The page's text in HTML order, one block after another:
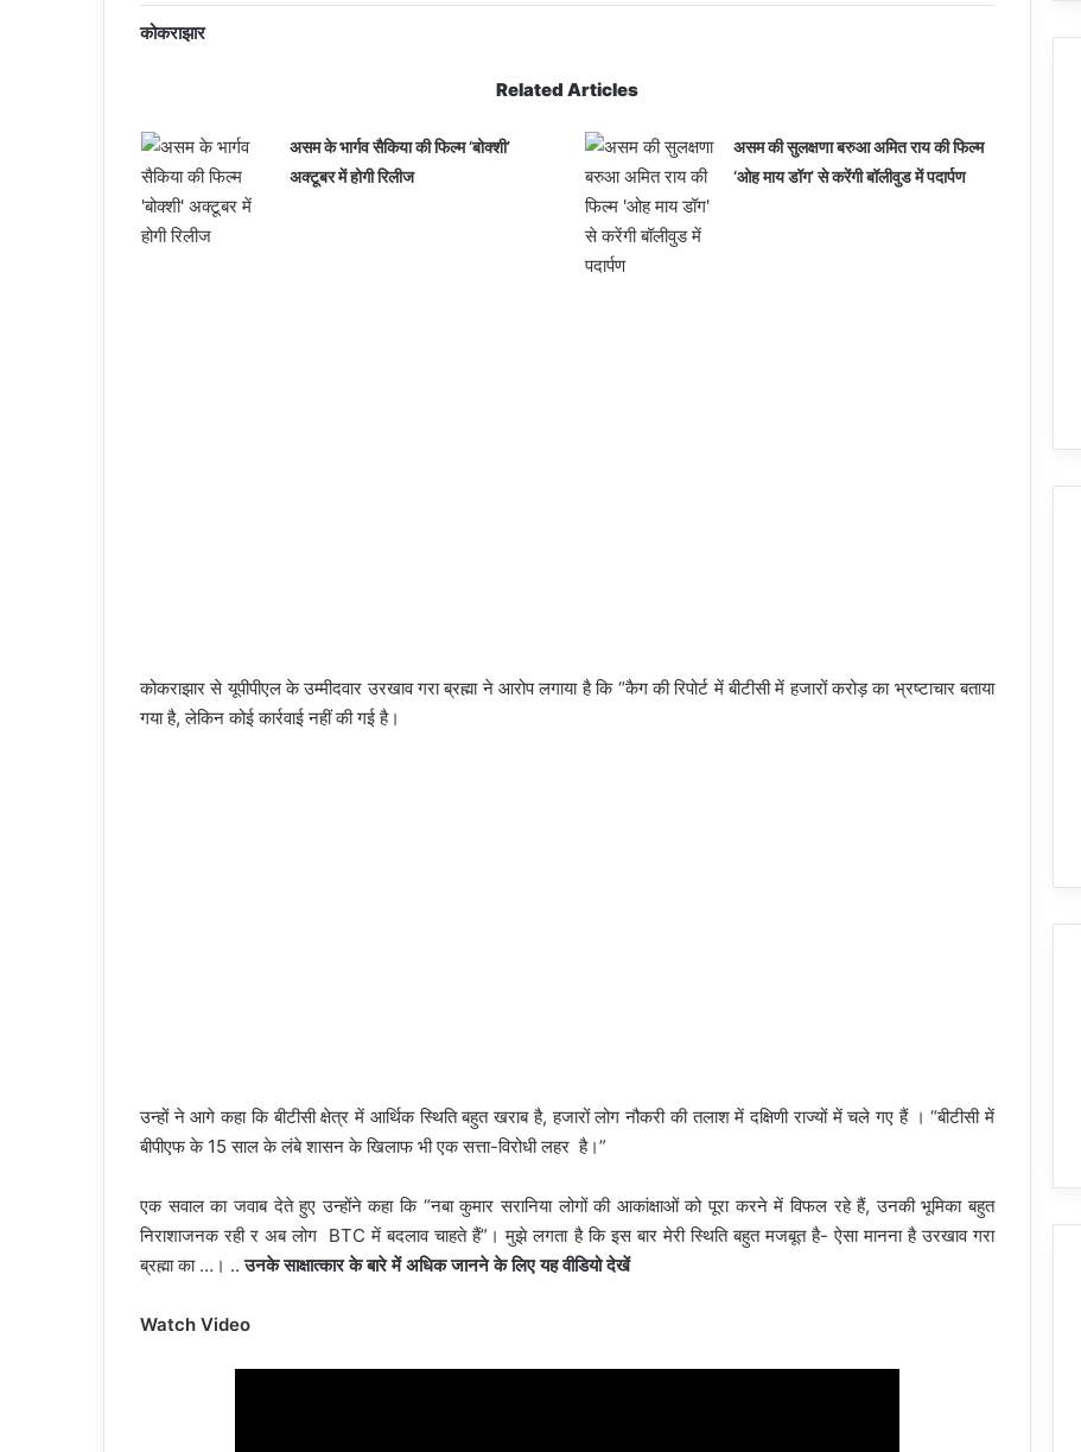
कोकराझार
Related Articles
असम के भार्गव सैकिया की फिल्म ‘बोक्शी’
अक्टूबर में होगी रिलीज
असम की सुलक्षणा बरुआ अमित राय की फिल्म
‘ओह माय डॉग’ से करेंगी बॉलीवुड में पदार्पण
कोकराझार से यूपीपीएल के उम्मीदवार उरखाव गरा ब्रह्मा ने आरोप लगाया है कि “कैग की रिपोर्ट में बीटीसी में हजारों करोड़ का भ्रष्टाचार बताया
गया है, लेकिन कोई कार्रवाई नहीं की गई है।
उन्हों ने आगे कहा कि बीटीसी क्षेत्र में आर्थिक स्थिति बहुत खराब है, हजारों लोग नौकरी की तलाश में दक्षिणी राज्यों में चले गए हैं । “बीटीसी में
बीपीएफ के 15 साल के लंबे शासन के खिलाफ भी एक सत्ता-विरोधी लहर है।”
एक सवाल का जवाब देते हुए उन्होंने कहा कि “नबा कुमार सरानिया लोगों की आकांक्षाओं को पूरा करने में विफल रहे हैं, उनकी भूमिका बहुत
निराशाजनक रही र अब लोग BTC में बदलाव चाहते हैं”। मुझे लगता है कि इस बार मेरी स्थिति बहुत मजबूत है- ऐसा मानना है उरखाव गरा
ब्रह्मा का …। ..उनके साक्षात्कार के बारे में अधिक जानने के लिए यह वीडियो देखें
Watch Video